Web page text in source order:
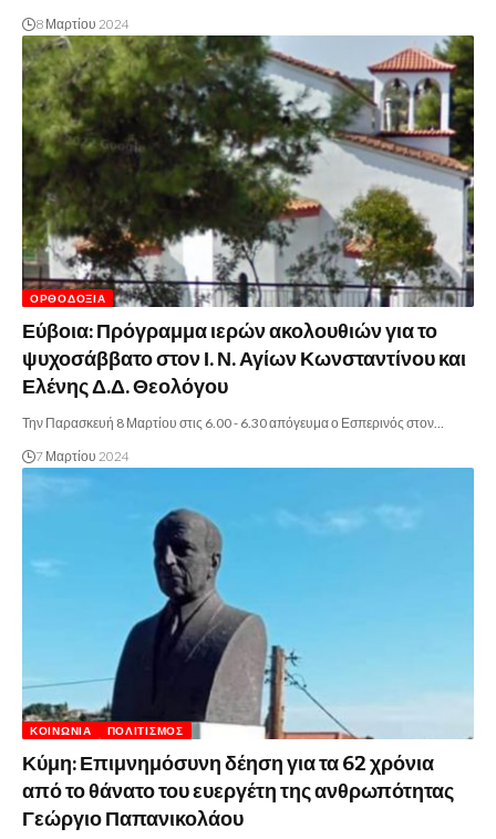
8 Μαρτίου 2024
ΟΡΘΟΔΟΞΊΑ
Εύβοια: Πρόγραμμα ιερών ακολουθιών για το
ψυχοσάββατο στον Ι. Ν. Αγίων Κωνσταντίνου και
Ελένης Δ.Δ. Θεολόγου
Την Παρασκευή 8 Μαρτίου στις 6.00 - 6.30 απόγευμα ο Εσπερινός στον…
7 Μαρτίου 2024
ΚΟΙΝΩΝΊΑ ΠΟΛΙΤΙΣΜΌΣ
Κύμη: Επιμνημόσυνη δέηση για τα 62 χρόνια
από το θάνατο του ευεργέτη της ανθρωπότητας
Γεώργιο Παπανικολάου